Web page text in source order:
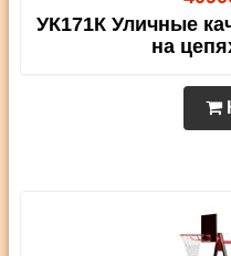
УК171К Уличные
на